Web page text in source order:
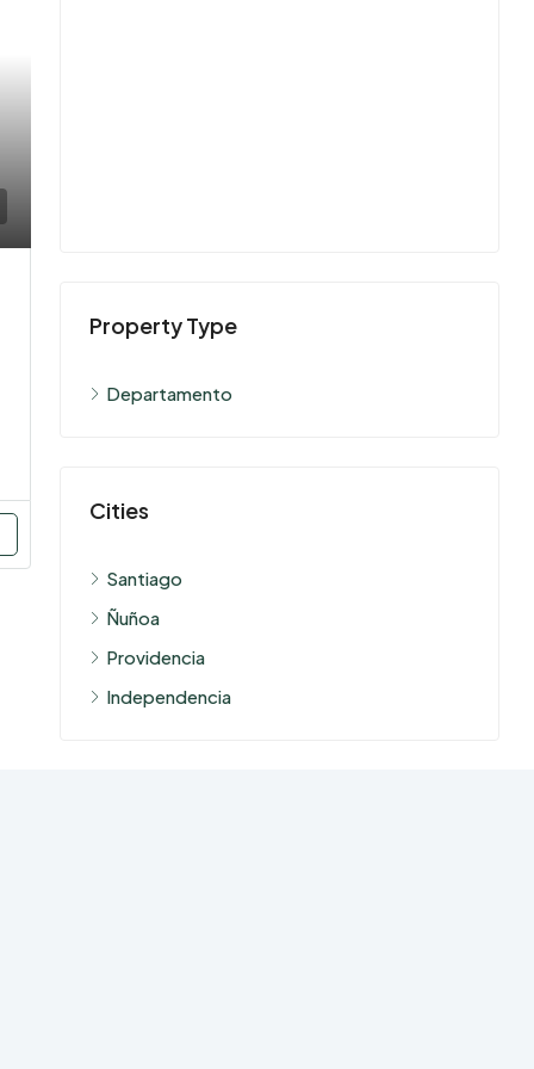
Property Type
Departamento
Cities
Santiago
Ñuñoa
Providencia
Independencia